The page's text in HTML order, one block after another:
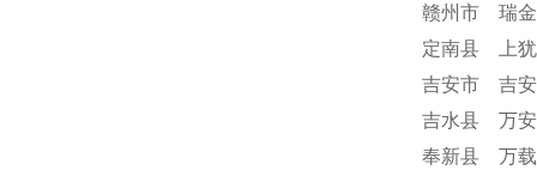
赣州市 瑞
定南县 上
吉安市 吉
吉水县 万
奉新县 万